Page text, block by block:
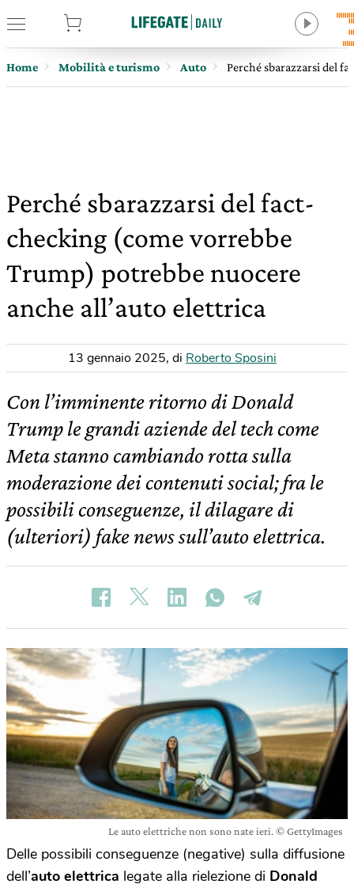
Home Mobilità e turismo Auto Perché sbarazzarsi del
Perché sbarazzarsi del fact-
checking (come vorrebbe
Trump) potrebbe nuocere
anche all’auto elettrica
13 gennaio 2025, di Roberto Sposini
Con l’imminente ritorno di Donald
Trump le grandi aziende del tech come
Meta stanno cambiando rotta sulla
moderazione dei contenuti social; fra le
possibili conseguenze, il dilagare di
(ulteriori) fake news sull’auto elettrica.
Le auto elettriche non sono nate ieri. © GettyImages
Delle possibili conseguenze (negative) sulla diffusione
dell’auto elettrica legate alla rielezione di Donald